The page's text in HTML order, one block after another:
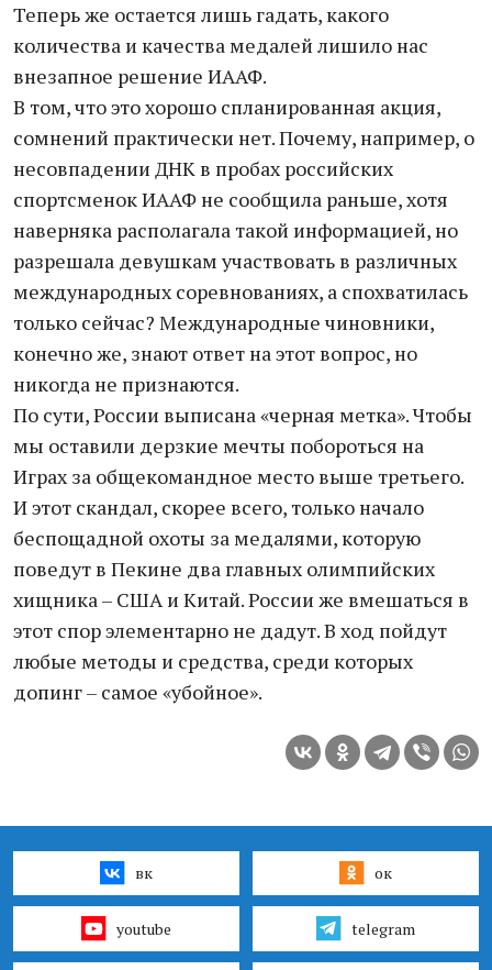
Теперь же остается лишь гадать, какого
количества и качества медалей лишило нас
внезапное решение ИААФ.
В том, что это хорошо спланированная акция,
сомнений практически нет. Почему, например, о
несовпадении ДНК в пробах российских
спортсменок ИААФ не сообщила раньше, хотя
наверняка располагала такой информацией, но
разрешала девушкам участвовать в различных
международных соревнованиях, а спохватилась
только сейчас? Международные чиновники,
конечно же, знают ответ на этот вопрос, но
никогда не признаются.
По сути, России выписана «черная метка». Чтобы
мы оставили дерзкие мечты побороться на
Играх за общекомандное место выше третьего.
И этот скандал, скорее всего, только начало
беспощадной охоты за медалями, которую
поведут в Пекине два главных олимпийских
хищника – США и Китай. России же вмешаться в
этот спор элементарно не дадут. В ход пойдут
любые методы и средства, среди которых
допинг – самое «убойное».
вк ок
youtube telegram